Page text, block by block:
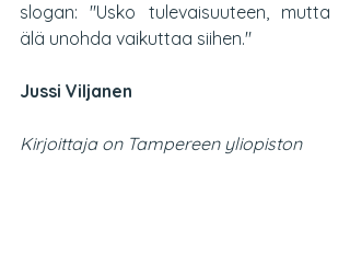
slogan: "Usko tulevaisuuteen, mutta
älä unohda vaikuttaa siihen."
Jussi Viljanen
Kirjoittaja on Tampereen yliopiston